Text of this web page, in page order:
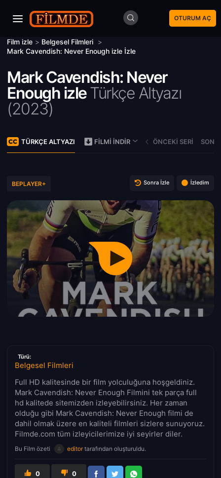
OTURUM AÇ
Film izle > Belgesel Filmleri >
Mark Cavendish: Never Enough izle İzle
Mark Cavendish: Never
Enough izleTürkçe Altyazı
(2023)
TÜRKÇE ALTYAZI FILMI İNDIR ÖNCEKI SERI
BEPLAYER+ Sonra İzle İzledim
Türü:
Belgesel Filmleri
Full HD kalitesinde bir film yolculuğuna hoşgeldiniz.
Mark Cavendish: Never Enough Filmini tek parça full
hd kalitede sitemizden izleyebilirsiniz. Her zaman
olduğu gibi Mark Cavendish: Never Enough filmi de
dahil olmak üzere en kaliteli filmleri sizlere sunuyoruz.
Filmde.com tüm izleyicilerimize iyi seyirler diler.
Bu Film özeti editortarafından oluşturuldu.
0 0